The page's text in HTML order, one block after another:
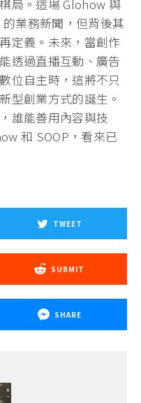
局。這場 Glohow 與
業務新聞，但背後其
定義。未來，當創作
透過直播互動、廣告
位自主時，這將不只
型創業方式的誕生。
誰能善用內容與技
和 SOOP，看來已
TWEET
SUBMIT
SHARE